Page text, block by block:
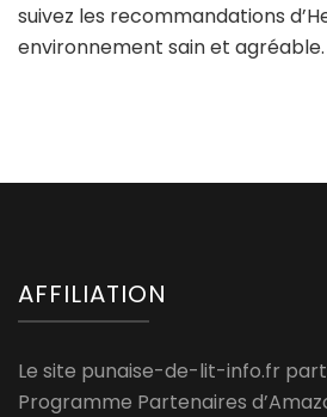
suivez les recommandations
environnement sain et agréable.
AFFILIATION
Le site punaise-de-lit-info.fr
Programme Partenaires